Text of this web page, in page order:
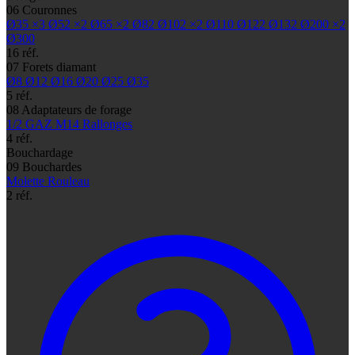
06 Couronnes
Ø35 ×3 Ø52 ×2 Ø65 ×2 Ø82 Ø102 ×2 Ø110 Ø122 Ø132 Ø200 ×2
Ø300
16 réf.
07 Forets diamant
Ø8 Ø12 Ø16 Ø20 Ø25 Ø35
5 réf.
08 Adaptateurs de forage
1/2 GAZ M14 Rallonges
4 réf.
Bouchardage
09 Bouchardes
Molette Rouleau
2 réf.